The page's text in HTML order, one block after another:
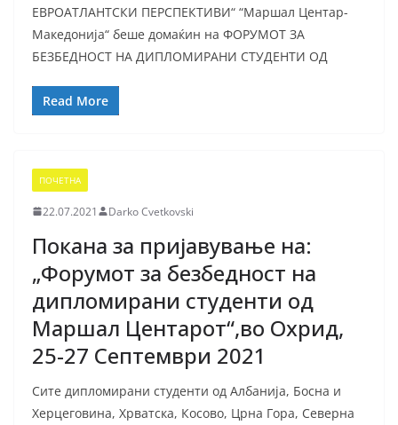
ЕВРОАТЛАНТСКИ ПЕРСПЕКТИВИ“ “Маршал Центар-
Македонија“ беше домаќин на ФОРУМОТ ЗА
БЕЗБЕДНОСТ НА ДИПЛОМИРАНИ СТУДЕНТИ ОД
Read More
ПОЧЕТНА
22.07.2021 Darko Cvetkovski
Покана за пријавување на:
„Форумот за безбедност на
дипломирани студенти од
Маршал Центарот“,во Охрид,
25-27 Септември 2021
Сите дипломирани студенти од Албанија, Босна и
Херцеговина, Хрватска, Косово, Црна Гора, Северна